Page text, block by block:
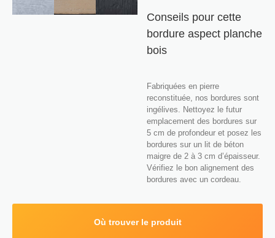
Conseils pour cette
bordure aspect planche
bois
Fabriquées en pierre
reconstituée, nos bordures sont
ingélives. Nettoyez le futur
emplacement des bordures sur
5 cm de profondeur et posez les
bordures sur un lit de béton
maigre de 2 à 3 cm d’épaisseur.
Vérifiez le bon alignement des
bordures avec un cordeau.
Où trouver le produit